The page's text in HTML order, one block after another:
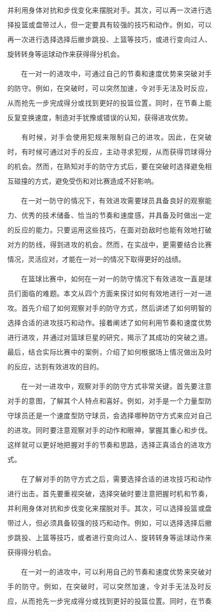
并利用身体对抗和步伐变化来摆脱对手。其次，可以再一次进行选
择投篮或盘带过人，但一定要具有较强的技巧和动作。例如，可以
再一次进行选择选择后撤步跳投、上篮等技巧，或进行变向过人、
旋转转身等运球动作来获得得分机会。
在一对一的进攻中，可通过自己的节奏和速度优势来突破对手
的防守。例如，在突破时，可以突然加速，令对手无法及时反应，
从而抢先一步完成得分或找到更好的投篮位置。同时，在节奏上能
反复变换速度，制造对手犹豫或错误的认知，获得进攻优势。
有时候，对手会使用犯规来限制自己的进攻。因此，在突破
时，有时候可通过对手的反应，主动寻求犯规，从而获得罚球得分
的机会。然而，在熟知对手的防守方式后，要在突破时选择避免相
互碰撞的方式，避免受伤和对比赛造成不好影响。
在一对一防守的情况下，有效进攻需要球员具备良好的观察能
力、优秀的技术储备、恰当的节奏和速度感，并具备及时做出一定
的反应的能力。只要运用这些技巧，在面对劲敌时也能有效地打破
对方的防线，得到进攻的机会。然而，在实战中，更需要结合比赛
情况，灵活应对，才能在一对一的情况下取得更好的战绩。
在篮球比赛中，如何在一对一的防守情况下有效进攻一直是球
员们面临的难题。本文从四个方面来探讨如何有效地进行一对一进
攻。首先介绍了如何观察对手的防守方式，然后讲述了如何明智的
选择合适的进攻技巧和动作。接着阐述了如何利用节奏和速度优势
进行进攻，并通过对篮球巨星的研究，揭示了其成功的突破之道。
最后，结合实际比赛中的案例，介绍了如何根据场上情况做出及时
的反应，达到有效进攻的目的。
在一对一进攻中，观察对手的防守方式非常关键。首先要注意
对手的意图，了解其个人特点和喜好。例如，对手是一个力量型防
守球员还是一个速度型防守球员，会选择哪种防守方式来应对自己
的进攻。同时要注意观察对手的动作和眼神，掌握其重心和步伐。
这样就可以更好地把握对手的节奏和思路，选择正真适合的进攻方
式。
在了解对手的防守方式之后，需要选择合适的进攻技巧和动作
进行出击。首先要重视突破，选择突破时要注意把握时机和节奏，
并利用身体对抗和步伐变化来摆脱对手。其次，可以选择投篮或盘
带过人，但必须具备较强的技巧和动作。例如，可以选择选择后撤
步跳投、上篮等技巧，或者进行变向过人、旋转转身等运球动作来
获得得分机会。
在一对一的进攻中，可以利用自己的节奏和速度优势来突破对
手的防守。例如，在突破时，可以突然加速，令对手无法及时反
应，从而抢先一步完成得分或找到更好的投篮位置。同时，在节奏